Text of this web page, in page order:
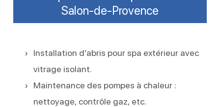
Salon-de-Provence
Installation d’abris pour spa extérieur avec
vitrage isolant.
Maintenance des pompes à chaleur :
nettoyage, contrôle gaz, etc.